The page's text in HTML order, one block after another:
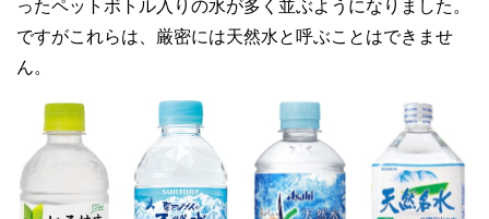
ったペットボトル入りの水が多く並ぶようになりました。
ですがこれらは、厳密には天然水と呼ぶことはできませ
ん。